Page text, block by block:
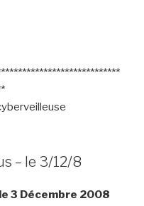
– le 3/12/8
3 Décembre 2008